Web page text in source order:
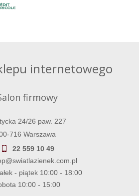
internetowego
firmowy
24/26 paw. 227
716 Warszawa
22 559 10 49
- piątek 10:00 - 18:00
10:00 - 15:00